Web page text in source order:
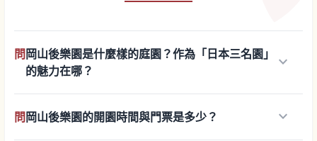
問岡山後樂園是什麼樣的庭園？作為「日本三名園」
的魅力在哪？
keyboard_arrow_down
問岡山後樂園的開園時間與門票是多少？ keyboard_arrow_down